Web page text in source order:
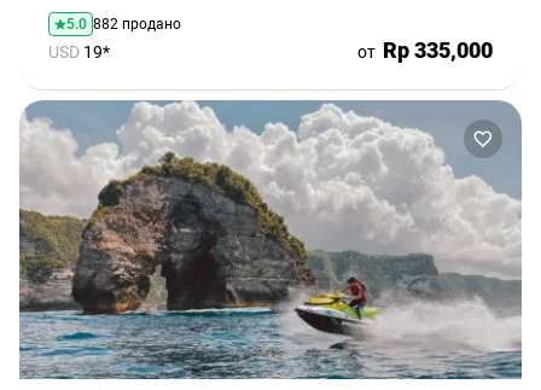
5.0 882 продано
USD 19* от Rp 335,000